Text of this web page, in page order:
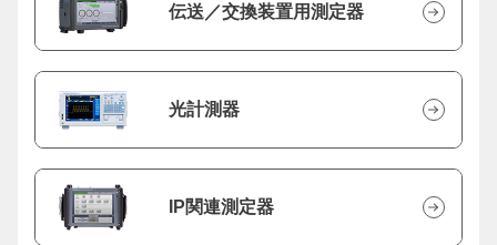
伝送／交換装置用測定器
光計測器
IP関連測定器